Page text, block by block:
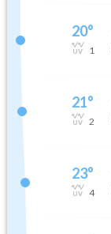
20°
1
21°
2
23°
4